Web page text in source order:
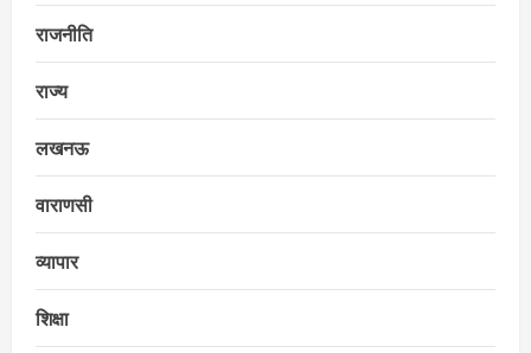
राजनीति
राज्य
लखनऊ
वाराणसी
व्यापार
शिक्षा